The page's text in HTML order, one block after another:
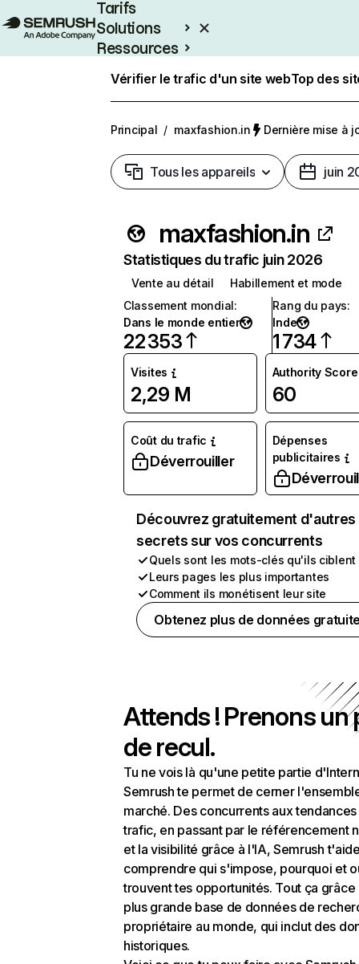
Tarifs
Solutions
Ressources
Vérifier le trafic d'un site webTop des
Principal / maxfashion.in Dernière mise à
Tous les appareils juin
maxfashion.in
Statistiques du trafic juin 2026
Vente au détail
Habillement et mode
Classement mondial:
Dans le monde entier
22 353
Rang du pays:
Inde
1 734
Visites
2,29 M
Authority Score
60
Coût du trafic
Déverrouiller
Dépenses
publicitaires
Découvrez gratuitement d'autres
secrets sur vos concurrents
Quels sont les mots-clés qu'ils ciblent
Leurs pages les plus importantes
Comment ils monétisent leur site
Obtenez plus de données
Attends ! Prenons un
de recul.
Tu ne vois là qu'une petite partie
Semrush te permet de cerner
marché. Des concurrents aux
trafic, en passant par le référencement
et la visibilité grâce à l'IA, Semrush
comprendre qui s'impose, pourquoi et
trouvent tes opportunités. Tout ça grâce
plus grande base de données de
propriétaire au monde, qui inclut des
historiques.